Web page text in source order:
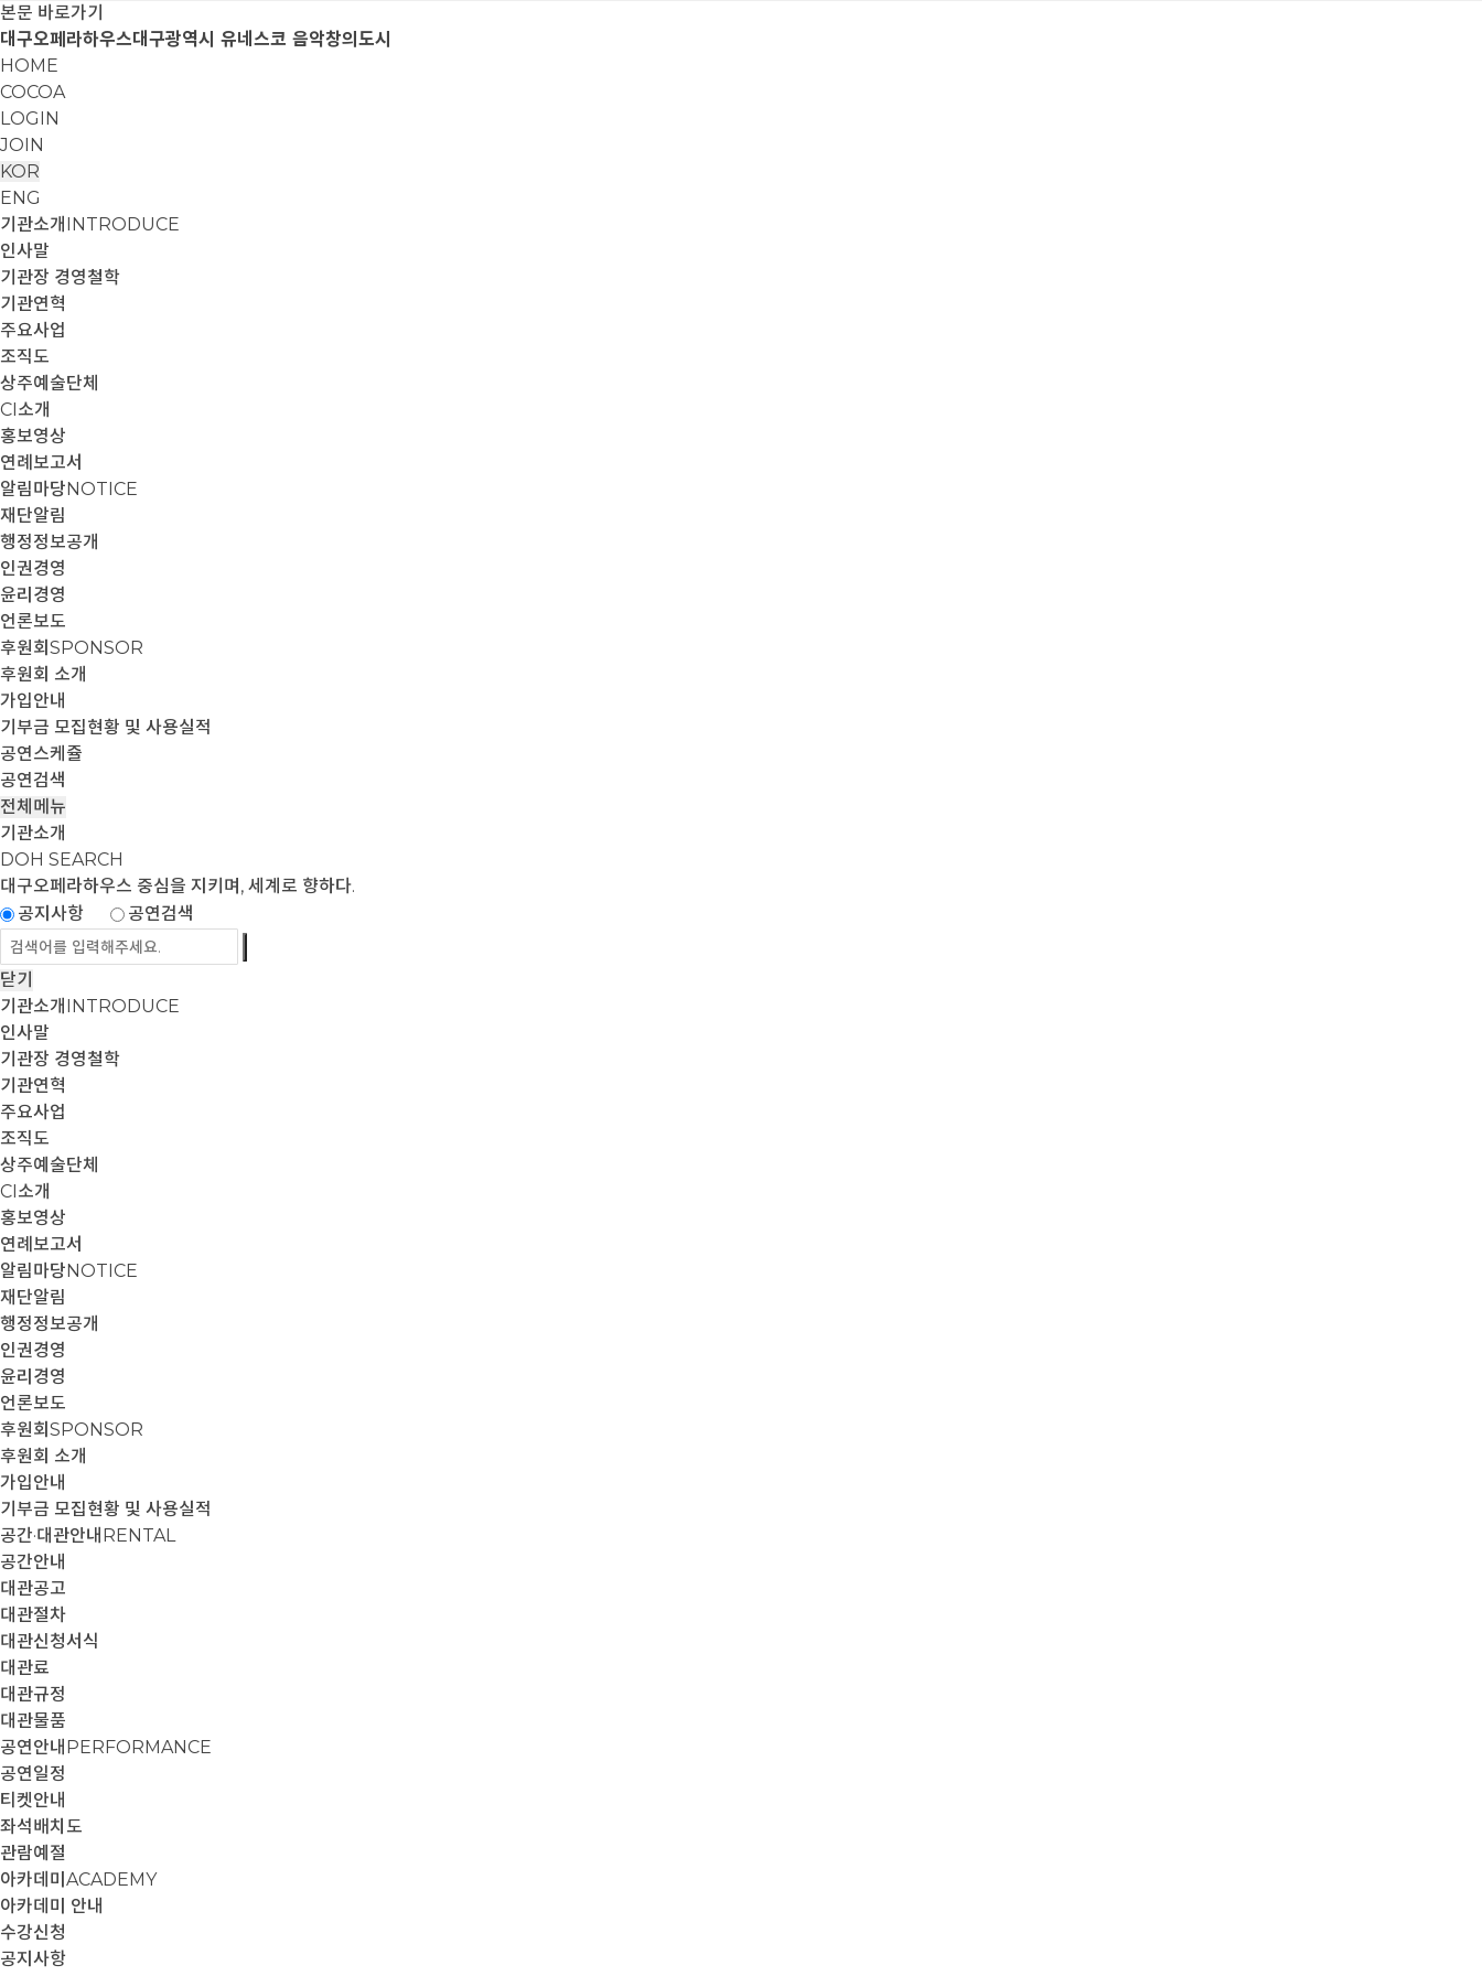
본문 바로가기
대구오페라하우스대구광역시 유네스코 음악창의도시
HOME
COCOA
LOGIN
JOIN
KOR
ENG
기관소개 INTRODUCE
인사말
기관장 경영철학
기관연혁
주요사업
조직도
상주예술단체
CI소개
홍보영상
연례보고서
알림마당NOTICE
재단알림
행정정보공개
인권경영
윤리경영
언론보도
후원회 SPONSOR
후원회 소개
가입안내
기부금 모집현황 및 사용실적
공연스케쥴
공연검색
전체메뉴
기관소개
DOH SEARCH
대구오페라하우스 중심을 지키며, 세계로 향하다.
공지사항
공연검색
닫기
기관소개 INTRODUCE
인사말
기관장 경영철학
기관연혁
주요사업
조직도
상주예술단체
CI소개
홍보영상
연례보고서
알림마당NOTICE
재단알림
행정정보공개
인권경영
윤리경영
언론보도
후원회 SPONSOR
후원회 소개
가입안내
기부금 모집현황 및 사용실적
공간·대관안내 RENTAL
공간안내
대관공고
대관절차
대관신청서식
대관료
대관규정
대관물품
공연안내 PERFORMANCE
공연일정
티켓안내
좌석배치도
관람예절
아카데미 ACADEMY
아카데미 안내
수강신청
공지사항